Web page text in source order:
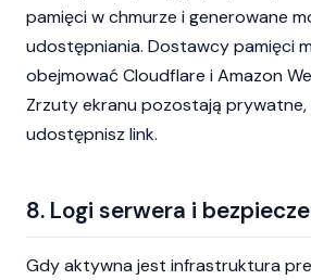
pamięci w chmurze i generowane
udostępniania. Dostawcy pamięci
obejmować Cloudflare i Amazon
Zrzuty ekranu pozostają prywatne,
udostępnisz link.
8. Logi serwera i
Gdy aktywna jest infrastruktura